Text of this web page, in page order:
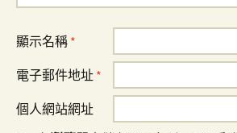
顯示名稱 *
電子郵件地址 *
個人網站網址